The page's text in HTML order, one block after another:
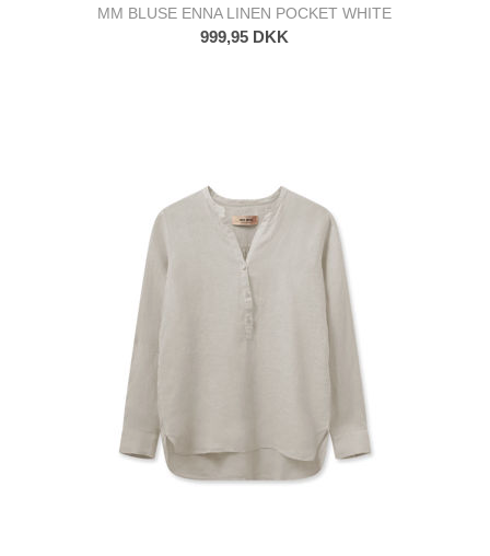
MM BLUSE ENNA LINEN POCKET WHITE
999,95 DKK